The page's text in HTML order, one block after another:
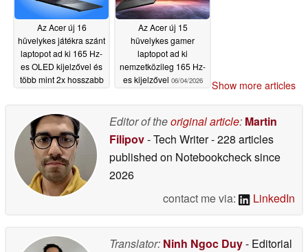
Az Acer új 16
hüvelykes játékra szánt
laptopot ad ki 165 Hz-
es OLED kijelzővel és
több mint 2x hosszabb
régebbi modellnél
06/04/2026
Az Acer új 15
hüvelykes gamer
laptopot ad ki
nemzetközileg 165 Hz-
es kijelzővel 06/04/2026 Show more articles
Editor of theoriginal article: Martin
Filipov- Tech Writer- 228 articles
published on Notebookchecksince
2026
contact me via:
LinkedIn
Translator: Ninh Ngoc Duy- Editorial